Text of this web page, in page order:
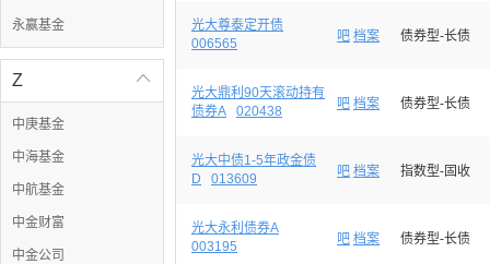
永赢基金

Z
中庚基金
中海基金
中航基金
中金财富
中金公司
光大尊泰定开债
006565
吧 档案 债券型-长债
光大鼎利90天滚动持有
债券A
020438 吧 档案 债券型-长债
光大中债1-5年政金债
D
013609 吧 档案 指数型-固收
光大永利债券A
003195
吧 档案 债券型-长债